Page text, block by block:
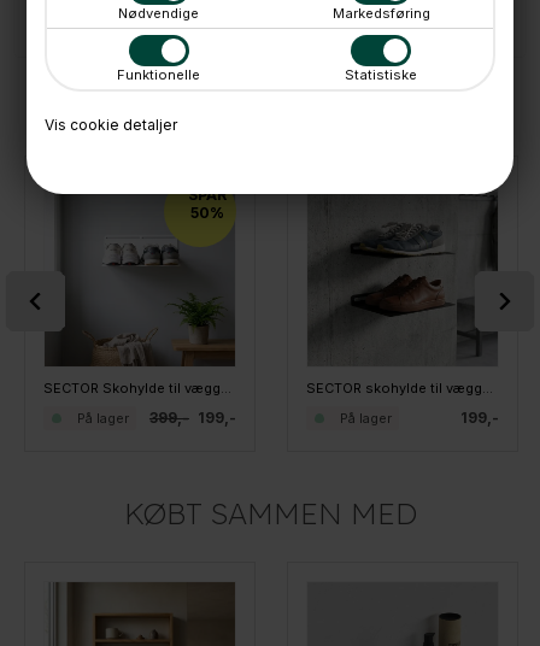
Nødvendige Markedsføring
Funktionelle Statistiske
Vis cookie detaljer
Kundeservicemail@boxdelux.dk (24/7)
SPAR
50%
SECTOR Skohylde til væggen - XL - HVID
399,- 199,-
På lager
SECTOR skohylde til væggen - Sort
199,-
På lager
KØBT SAMMEN MED